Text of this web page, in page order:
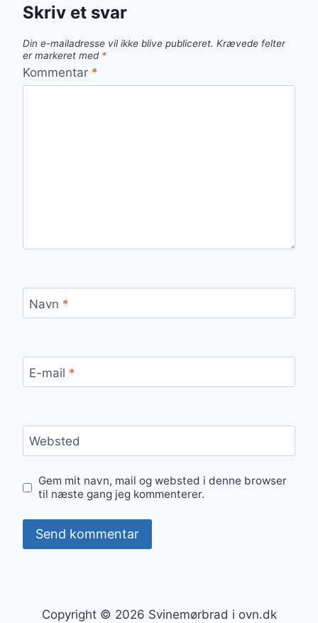
Skriv et svar
Din e-mailadresse vil ikke blive publiceret. Krævede felter
er markeret med *
Kommentar *
Navn *
E-mail *
Websted
Gem mit navn, mail og websted i denne browser
til næste gang jeg kommenterer.
Copyright © 2026 Svinemørbrad i ovn.dk